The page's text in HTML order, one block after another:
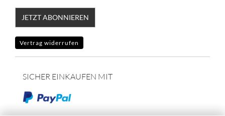
JETZT ABONNIEREN
Vertrag widerrufen
SICHER EINKAUFEN MIT